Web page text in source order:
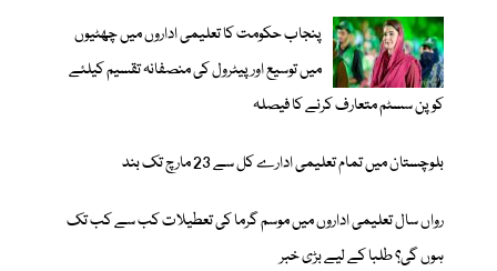
پنجاب حکومت کا تعلیمی اداروں میں چھٹیوں
میں توسیع اور پیٹرول کی منصفانہ تقسیم کیلئے
کوپن سسٹم متعارف کرنے کا فیصلہ
بلوچستان میں تمام تعلیمی ادارے کل سے 23 مارچ تک بند
رواں سال تعلیمی اداروں میں موسم گرما کی تعطیلات کب سے کب تک
ہوں گی؟ طلبا کے لیے بڑی خبر